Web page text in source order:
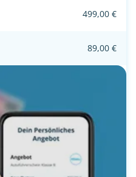
499,00 €
89,00 €